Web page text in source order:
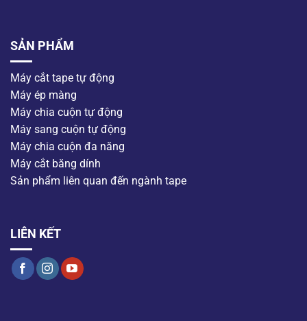
SẢN PHẨM
Máy cắt tape tự động
Máy ép màng
Máy chia cuộn tự động
Máy sang cuộn tự động
Máy chia cuộn đa năng
Máy cắt băng dính
Sản phẩm liên quan đến ngành tape
LIÊN KẾT